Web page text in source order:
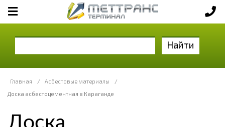
Найти
Главная / Асбестовые материалы
/
Доска асбестоцементная в Караганде
Доска